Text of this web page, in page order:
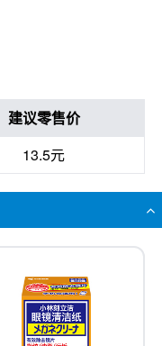
建议零售价
13.5元